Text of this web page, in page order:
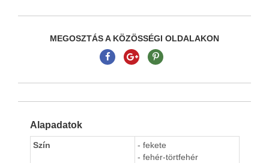
MEGOSZTÁS A KÖZÖSSÉGI OLDALAKON
Alapadatok
Szín
- fekete
- fehér-törtfehér